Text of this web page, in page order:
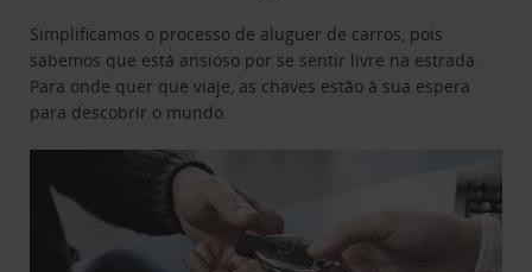
Simplificamos o processo de aluguer de carros, pois
sabemos que está ansioso por se sentir livre na estrada.
Para onde quer que viaje, as chaves estão à sua espera
para descobrir o mundo.